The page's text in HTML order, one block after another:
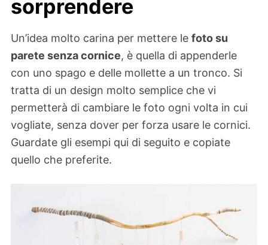
sorprendere
Un’idea molto carina per mettere le foto su
parete senza cornice, è quella di appenderle
con uno spago e delle mollette a un tronco. Si
tratta di un design molto semplice che vi
permetterà di cambiare le foto ogni volta in cui
vogliate, senza dover per forza usare le cornici.
Guardate gli esempi qui di seguito e copiate
quello che preferite.